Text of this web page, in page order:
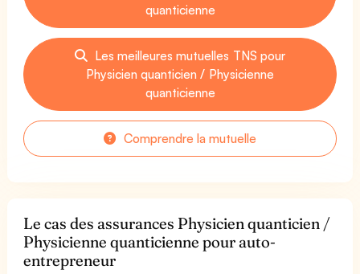
quanticienne
Les meilleures mutuelles TNS pour
Physicien quanticien / Physicienne
quanticienne
Comprendre la mutuelle
Le cas des assurances Physicien quanticien /
Physicienne quanticienne pour auto-
entrepreneur